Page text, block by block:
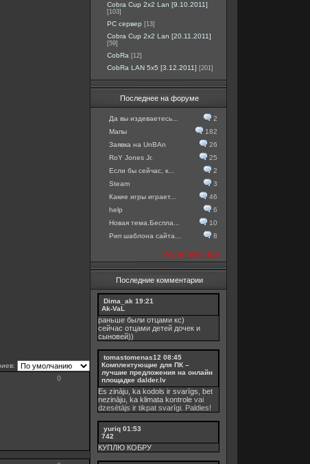
0
Cobra Cup 2x2 Lan [9.10.2011]
[103]
PC сервер [13]
Cobra Cup 2x2 Lan [20.11.2011]
[59]
CobRa [12]
CobRa LAN 5x5 [3.12.2011] [201]
Последнее на форуме
Да вы издеваетесь...
2
Мапы
182
Заявка на UnBAn
26
RoY Jones Jr.
25
Если бы сейчас, к...
2
Steam
3
Какие игры играет...
46
help
6
Новая тема.Беспла...
10
Рип шаблона сайта...
8
посмотреть все
Последние комментарии
Dima_ak 19:21
Ak-VaL
раньше были отцами кс)
сейчас отцами детей дочек и
сыновей))
tomastomenas12 08:45
Комплектующие для ПК –
лучшие предложения на онлайн
площадке dalder.lv
Es zināju, ka kodols ir svarīgs, bet
nezināju, ka klimata kontrole vai
dzesētājs ir tikpat svarīgi. Paldies!
yuriq 01:53
742
КУПЛЮ КОБРУ